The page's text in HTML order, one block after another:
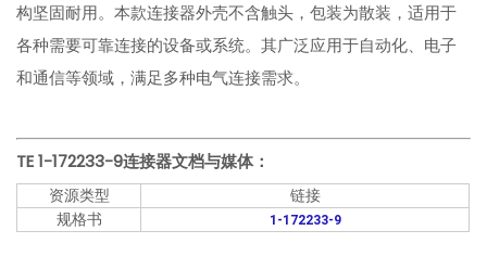
构坚固耐用。本款连接器外壳不含触头，包装为散装，适用于
各种需要可靠连接的设备或系统。其广泛应用于自动化、电子
和通信等领域，满足多种电气连接需求。
TE 1-172233-9连接器文档与媒体：
资源类型
链接
规格书
1-172233-9